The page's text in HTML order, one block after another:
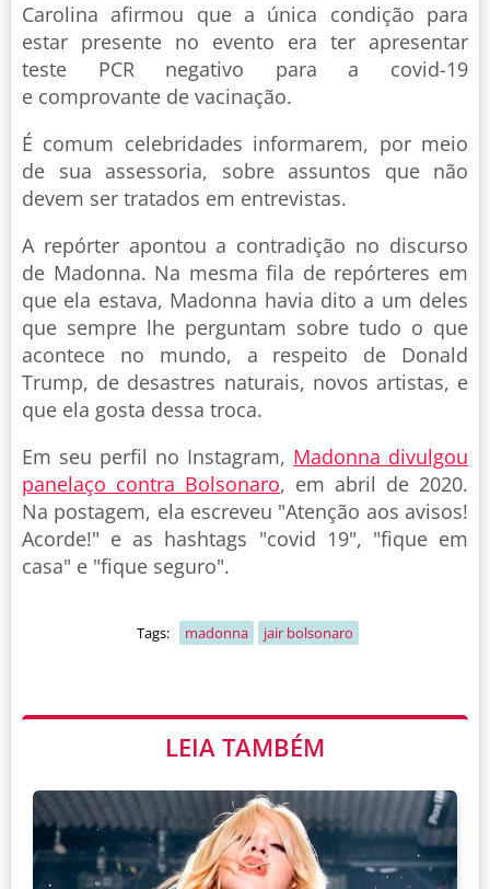
Carolina afirmou que a única condição para
estar presente no evento era ter apresentar
teste PCR negativo para a covid-19
e comprovante de vacinação.
É comum celebridades informarem, por meio
de sua assessoria, sobre assuntos que não
devem ser tratados em entrevistas.
A repórter apontou a contradição no discurso
de Madonna. Na mesma fila de repórteres em
que ela estava, Madonna havia dito a um deles
que sempre lhe perguntam sobre tudo o que
acontece no mundo, a respeito de Donald
Trump, de desastres naturais, novos artistas, e
que ela gosta dessa troca.
Em seu perfil no Instagram, Madonna divulgou
panelaço contra Bolsonaro, em abril de 2020.
Na postagem, ela escreveu "Atenção aos avisos!
Acorde!" e as hashtags "covid 19", "fique em
casa" e "fique seguro".
Tags: madonna jair bolsonaro
LEIA TAMBÉM